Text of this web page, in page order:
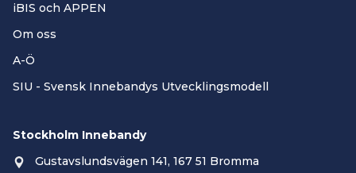
iBIS och APPEN
Om oss
A-Ö
SIU - Svensk Innebandys Utvecklingsmodell
Stockholm Innebandy
Gustavslundsvägen 141, 167 51 Bromma